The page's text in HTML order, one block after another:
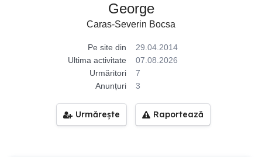
George
Caras-Severin Bocsa
Pe site din
29.04.2014
Ultima activitate
07.08.2026
Urmăritori
7
Anunțuri
3
Urmărește Raportează